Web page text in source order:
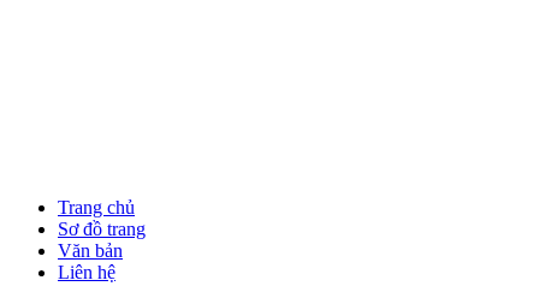
Trang chủ
Sơ đồ trang
Văn bản
Liên hệ